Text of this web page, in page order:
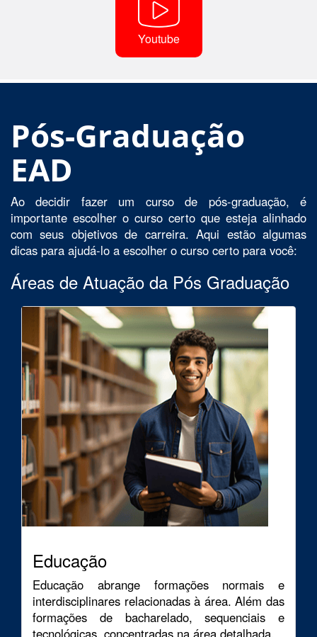
Youtube
Pós-Graduação
EAD
Ao decidir fazer um curso de pós-graduação, é
importante escolher o curso certo que esteja alinhado
com seus objetivos de carreira. Aqui estão algumas
dicas para ajudá-lo a escolher o curso certo para você:
Áreas de Atuação da Pós Graduação
Educação
Educação abrange formações normais e
interdisciplinares relacionadas à área. Além das
formações de bacharelado, sequenciais e
tecnológicas, concentradas na área detalhada.